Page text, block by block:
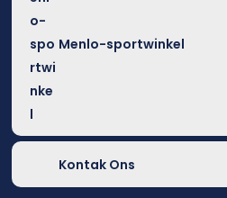
Menlo-sportwinkel
Kontak Ons